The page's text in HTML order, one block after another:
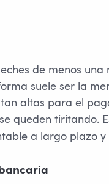
eches de menos
suele ser la
altas para el
queden tiritando.
a largo plazo y